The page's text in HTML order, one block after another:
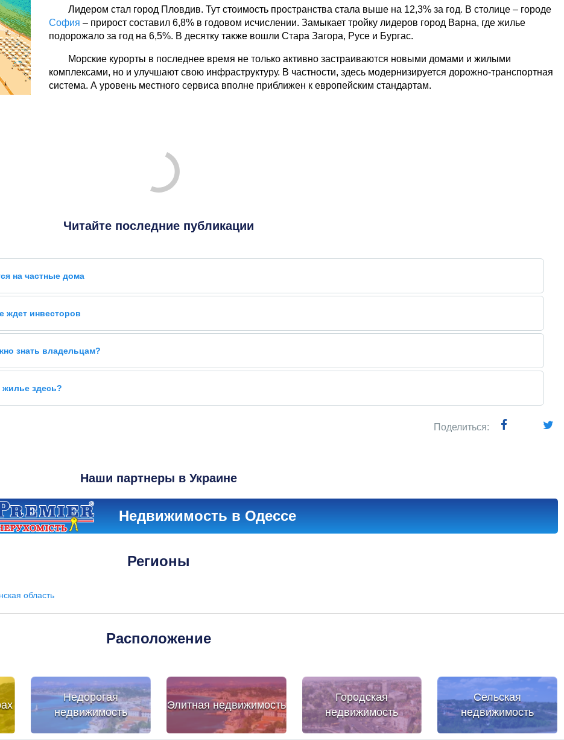
Лидером стал город Пловдив. Тут стоимость пространства стала выше на 12,3% за год. В столице – городе
София – прирост составил 6,8% в годовом исчислении. Замыкает тройку лидеров город Варна, где жилье
подорожало за год на 6,5%. В десятку также вошли Стара Загора, Русе и Бургас.
Морские курорты в последнее время не только активно застраиваются новыми домами и жилыми
комплексами, но и улучшают свою инфраструктуру. В частности, здесь модернизируется дорожно-транспортная
система. А уровень местного сервиса вполне приближен к европейским стандартам.
Читайте последние публикации
на частные дома
ждет инвесторов
знать владельцам?
здесь?
Поделиться:
Наши партнеры в Украине
Недвижимость в Одессе
Регионы
область
Расположение
Недорогая
недвижимость
Элитная недвижимость
Городская
недвижимость
Сельская
недвижимость